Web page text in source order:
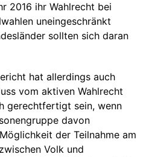
2016 ihr Wahlrecht bei
uneingeschränkt
sollten sich daran
hat allerdings auch
vom aktiven Wahlrecht
gerechtfertigt sein, wenn
davon
der Teilnahme am
Volk und